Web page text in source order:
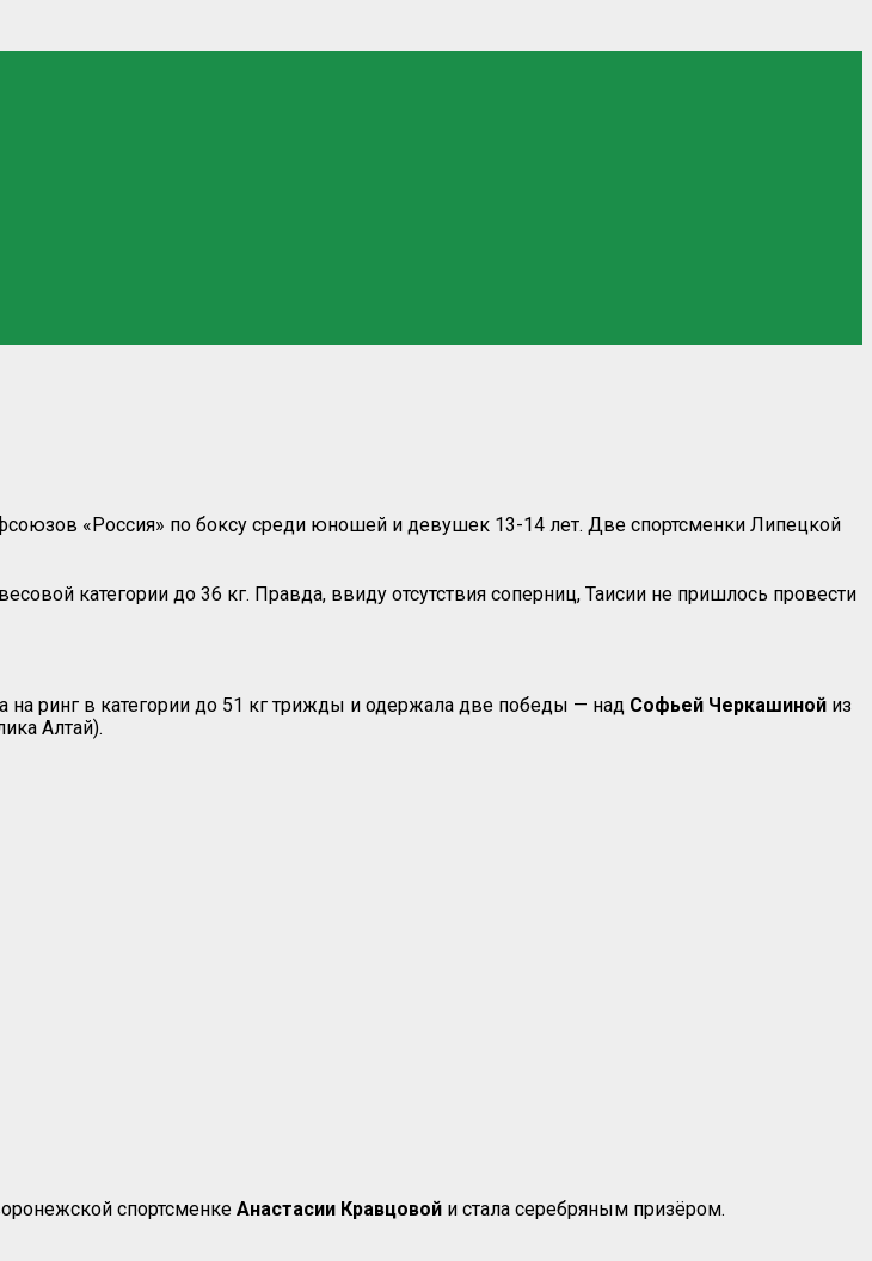
«Россия» по боксу среди юношей и девушек 13-14 лет. Две спортсменки Липецкой
категории до 36 кг. Правда, ввиду отсутствия соперниц, Таисии не пришлось провести
ринг в категории до 51 кг трижды и одержала две победы — над Софьей Черкашиной из
Алтай).
спортсменке Анастасии Кравцовой и стала серебряным призёром.